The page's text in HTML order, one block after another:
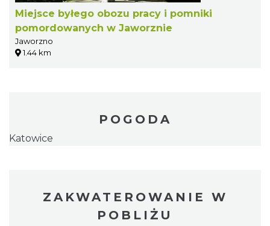
Miejsce byłego obozu pracy i pomniki
pomordowanych w Jaworznie
Jaworzno
1.44 km
POGODA
Katowice
ZAKWATEROWANIE W
POBLIŻU